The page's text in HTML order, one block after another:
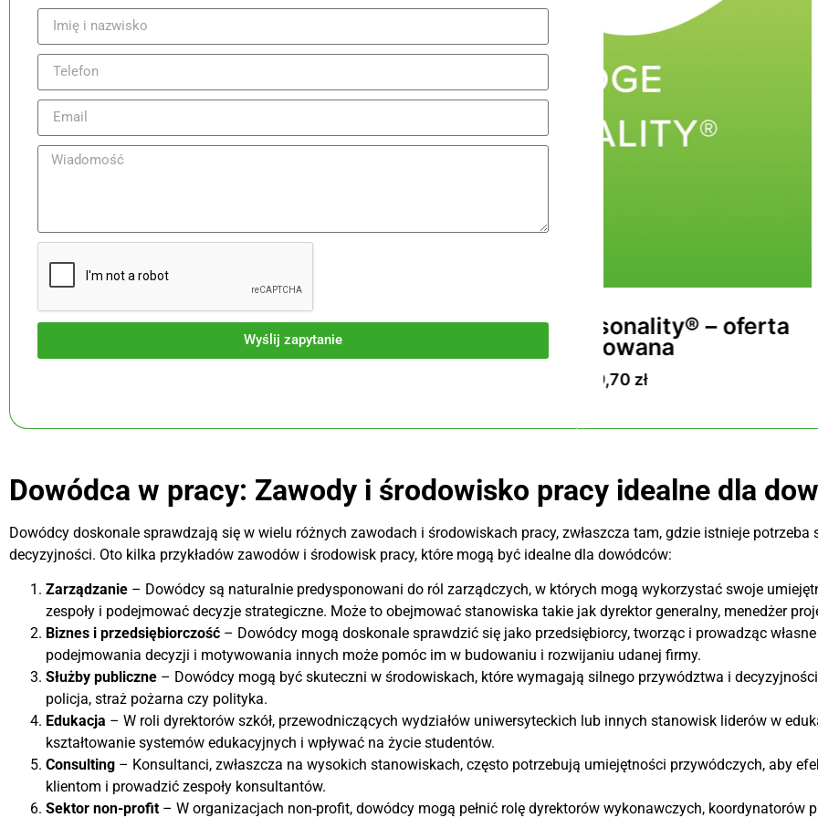
Wyślij zapytanie
– Black The Bridge Personality® – oferta
LImitowana
The Bridge
Dowódca w pracy: Zawody i środowisko pracy idealne dla
Dowódcy doskonale sprawdzają się w wielu różnych zawodach i środowiskach pracy, zwłaszcza tam, gdzie istnieje potrzeba
decyzyjności. Oto kilka przykładów zawodów i środowisk pracy, które mogą być idealne dla dowódców:
Zarządzanie – Dowódcy są naturalnie predysponowani do ról zarządczych, w których mogą wykorzystać swoje
zespoły i podejmować decyzje strategiczne. Może to obejmować stanowiska takie jak dyrektor generalny, menedżer
Biznes i przedsiębiorczość – Dowódcy mogą doskonale sprawdzić się jako przedsiębiorcy, tworząc i prowadząc
podejmowania decyzji i motywowania innych może pomóc im w budowaniu i rozwijaniu udanej firmy.
Służby publiczne – Dowódcy mogą być skuteczni w środowiskach, które wymagają silnego przywództwa i
policja, straż pożarna czy polityka.
Edukacja – W roli dyrektorów szkół, przewodniczących wydziałów uniwersyteckich lub innych stanowisk liderów w
kształtowanie systemów edukacyjnych i wpływać na życie studentów.
Consulting – Konsultanci, zwłaszcza na wysokich stanowiskach, często potrzebują umiejętności przywódczych, aby
klientom i prowadzić zespoły konsultantów.
Sektor non-profit – W organizacjach non-profit, dowódcy mogą pełnić rolę dyrektorów wykonawczych, koordynatorów